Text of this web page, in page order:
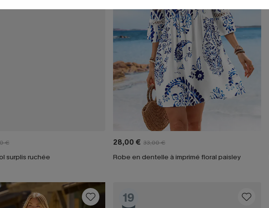
€
surplis ruchée
28,00 € 33,00 €
Robe en dentelle à imprimé floral paisley
19